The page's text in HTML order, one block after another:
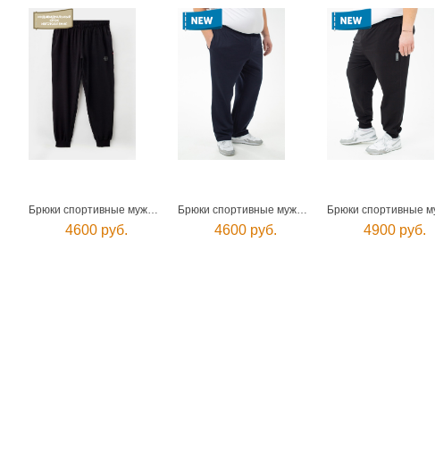
Брюки спортивные мужские
4600 руб.
Брюки спортивные мужские
4600 руб. 4900 руб.